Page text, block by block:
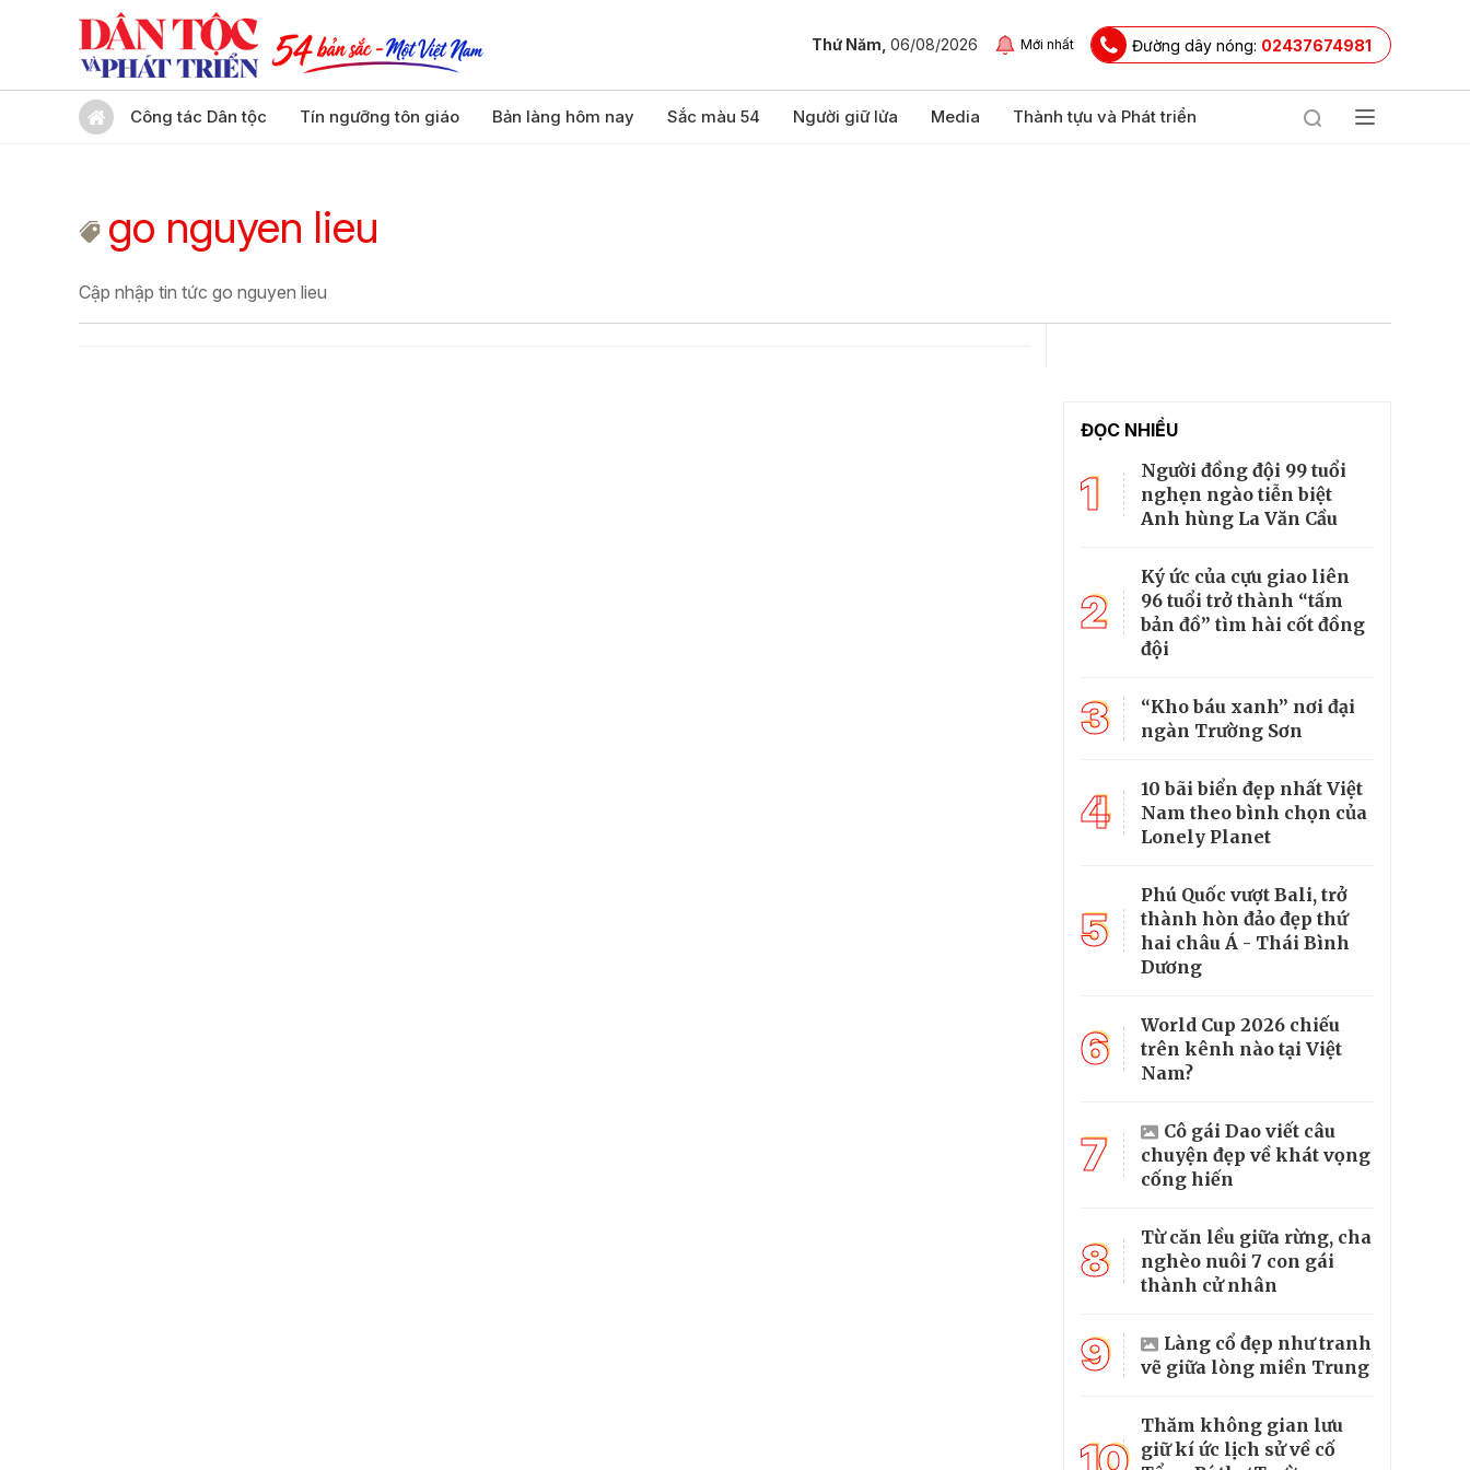
Thứ Năm, 06/08/2026 Mới nhất Đường dây nóng: 02437674981
Công tác Dân tộc Tín ngưỡng tôn giáo Bản làng hôm nay Sắc màu 54 Người giữ lửa Media Thành tựu và Phát triển
go nguyen lieu
Cập nhập tin tức go nguyen lieu
ĐỌC NHIỀU
1
Người đồng đội 99 tuổi
nghẹn ngào tiễn biệt
Anh hùng La Văn Cầu
2
Ký ức của cựu giao liên
96 tuổi trở thành “tấm
bản đồ” tìm hài cốt đồng
đội
3
“Kho báu xanh” nơi đại
ngàn Trường Sơn
4
10 bãi biển đẹp nhất Việt
Nam theo bình chọn của
Lonely Planet
5
Phú Quốc vượt Bali, trở
thành hòn đảo đẹp thứ
hai châu Á - Thái Bình
Dương
6
World Cup 2026 chiếu
trên kênh nào tại Việt
Nam?
7
Cô gái Dao viết câu
chuyện đẹp về khát vọng
cống hiến
8
Từ căn lều giữa rừng, cha
nghèo nuôi 7 con gái
thành cử nhân
9
Làng cổ đẹp như tranh
vẽ giữa lòng miền Trung
Thăm không gian lưu
giữ kí ức lịch sử về cố